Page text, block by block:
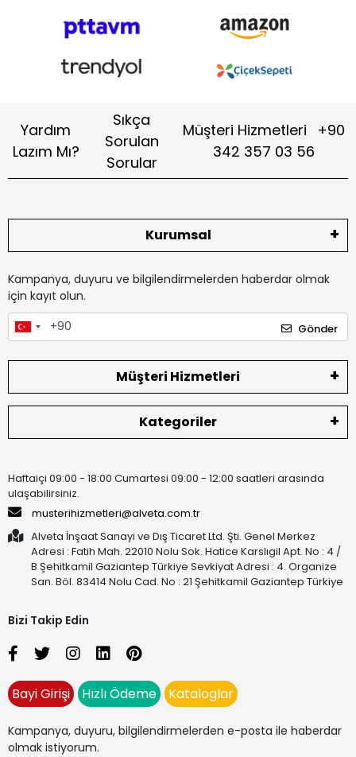
Yardım
Lazım Mı?
Sıkça
Sorulan
Sorular
Müşteri Hizmetleri
+90
342 357 03 56
Kurumsal
Kampanya, duyuru ve bilgilendirmelerden haberdar olmak
için kayıt olun.
Gönder
Müşteri Hizmetleri
Kategoriler
Haftaiçi 09:00 - 18:00 Cumartesi 09:00 - 12:00 saatleri arasında
ulaşabilirsiniz.
musterihizmetleri@alveta.com.tr
Alveta İnşaat Sanayi ve Dış Ticaret Ltd. Şti. Genel Merkez
Adresi : Fatih Mah. 22010 Nolu Sok. Hatice Karslıgil Apt. No : 4 /
B Şehitkamil Gaziantep Türkiye Sevkiyat Adresi : 4. Organize
San. Böl. 83414 Nolu Cad. No : 21 Şehitkamil Gaziantep Türkiye
Bizi Takip Edin
Bayi Girişi Hızlı Ödeme Kataloglar
Kampanya, duyuru, bilgilendirmelerden e-posta ile haberdar
olmak istiyorum.